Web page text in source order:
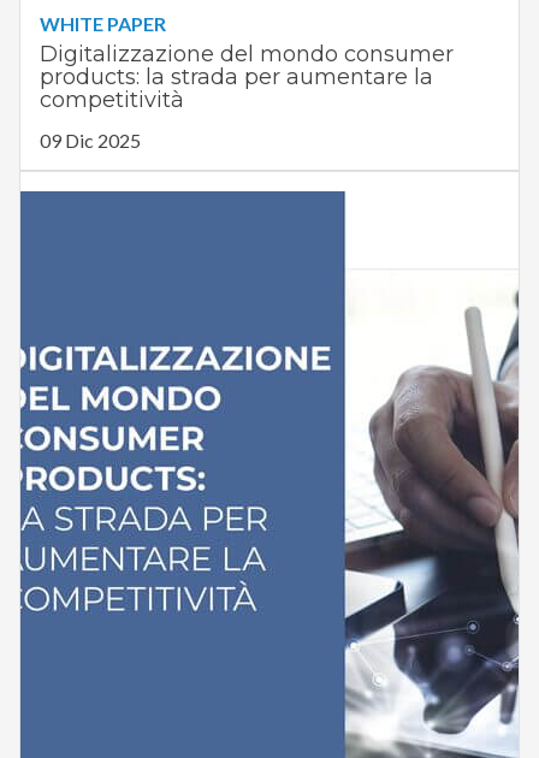
WHITE PAPER
Digitalizzazione del mondo consumer
products: la strada per aumentare la
competitività
09 Dic 2025